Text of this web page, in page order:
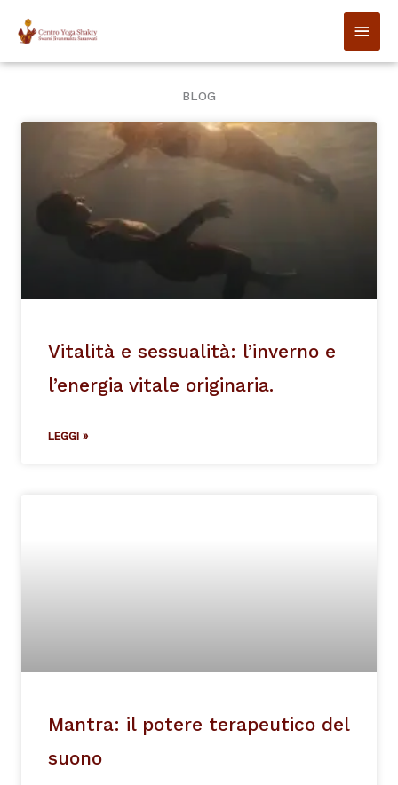
BLOG
Vitalità e sessualità: l’inverno e
l’energia vitale originaria.
LEGGI »
Mantra: il potere terapeutico del
suono